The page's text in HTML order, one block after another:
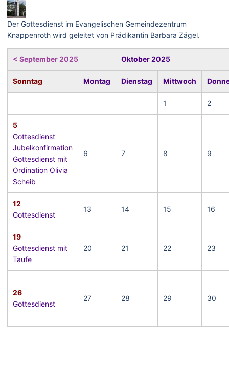
Der Gottesdienst im Evangelischen Gemeindezentrum
Knappenroth wird geleitet von Prädikantin Barbara Zägel.
< September 2025 Oktober 2025
Sonntag Montag Dienstag Mittwoch
1 2
5
Gottesdienst
Jubelkonfirmation
Gottesdienst mit
Ordination Olivia
Scheib
6 7 8 9
12
Gottesdienst
13 14 15 16
19
Gottesdienst mit
Taufe
20 21 22 23
26
Gottesdienst
27 28 29 30